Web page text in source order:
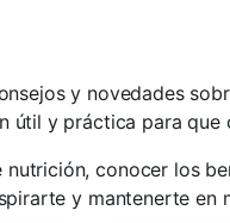
y novedades
útil y práctica para
nutrición, conocer los
y mantenerte en